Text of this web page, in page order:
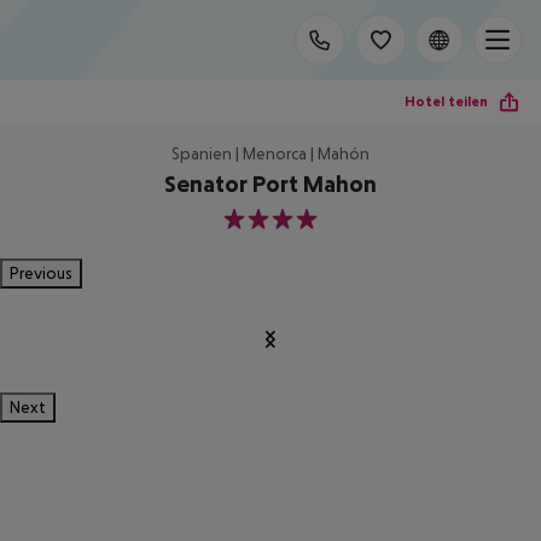
Hotel teilen
Spanien | Menorca | Mahón
Senator Port Mahon
4
Previous
Next